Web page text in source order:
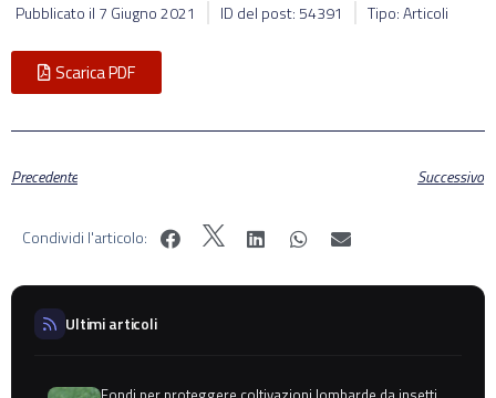
Pubblicato il 7 Giugno 2021 ID del post: 54391 Tipo: Articoli
Scarica PDF
Precedente Successivo
Condividi l'articolo:
Ultimi articoli